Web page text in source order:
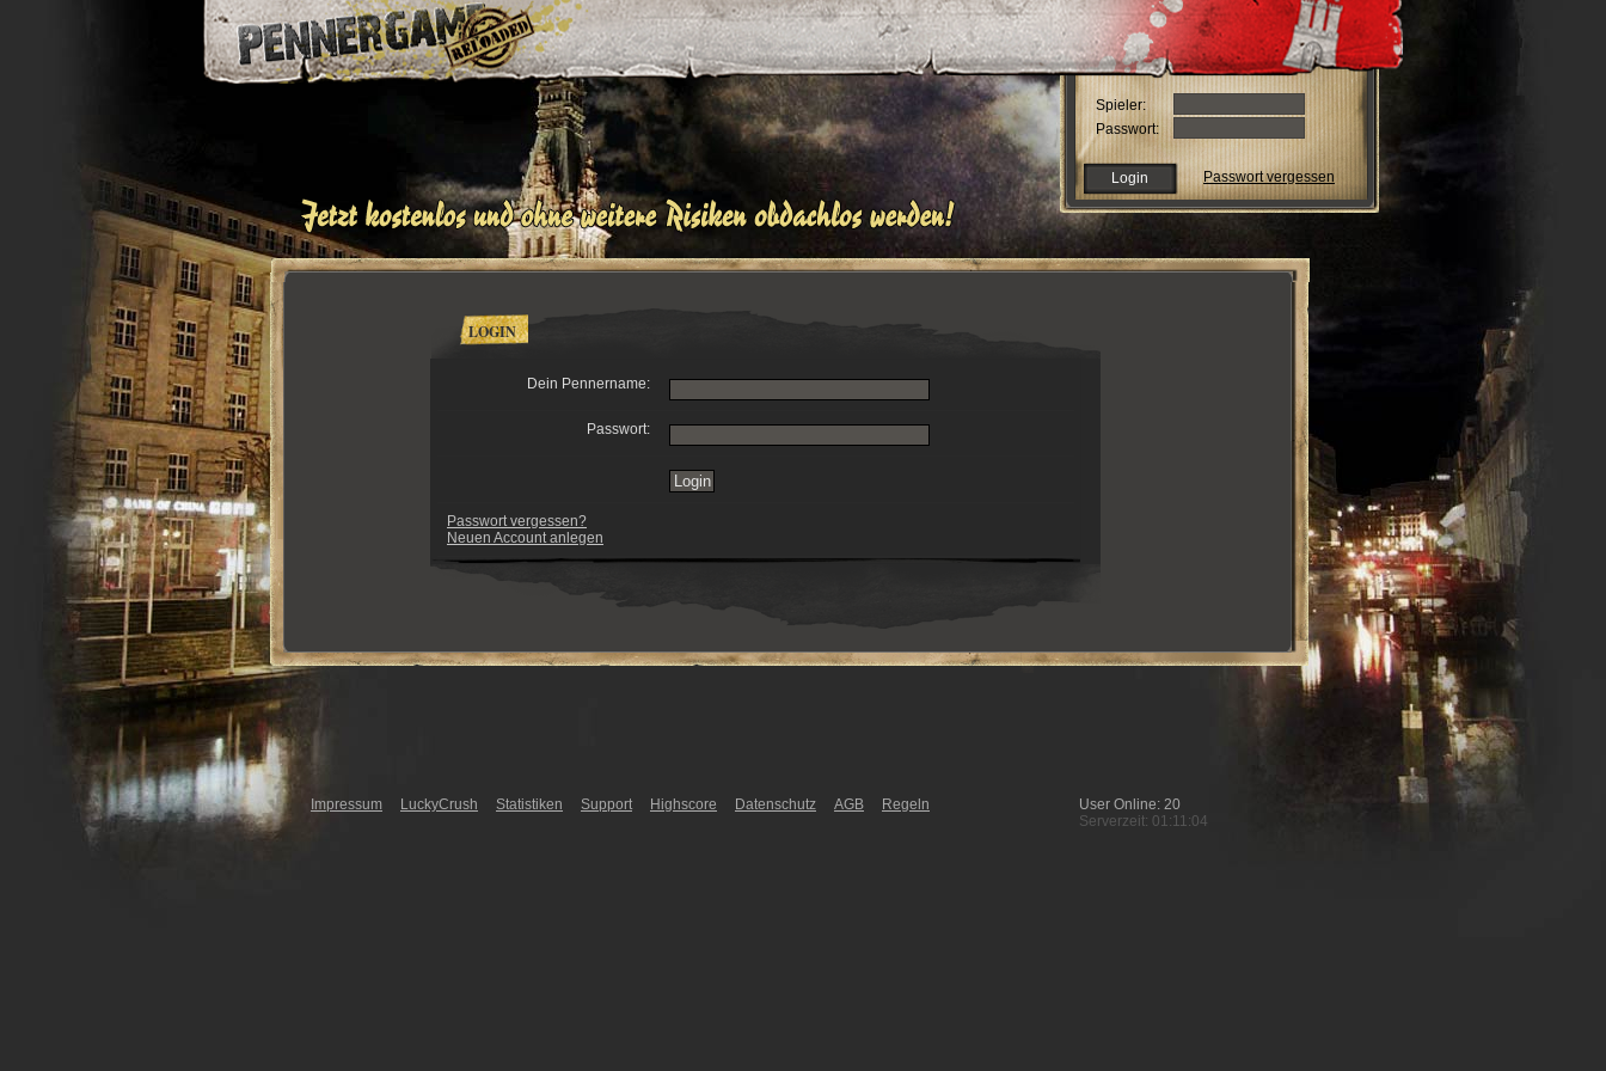
Spieler:
Passwort:
Passwort vergessen
LOGIN
Dein Pennername:
Passwort:
Passwort vergessen?
Neuen Account anlegen
Impressum LuckyCrush Statistiken Support Highscore Datenschutz AGB Regeln
User Online: 20
Serverzeit: 01:11:04